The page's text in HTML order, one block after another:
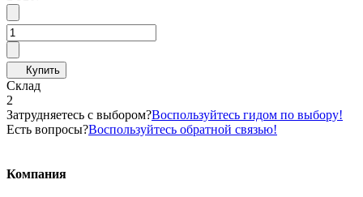
Склад
2
Затрудняетесь с выбором?Воспользуйтесь гидом по выбору!
Есть вопросы?Воспользуйтесь обратной связью!
Компания